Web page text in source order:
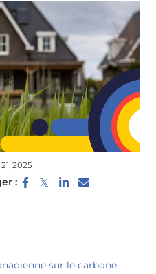
2025
:
sur le carbone